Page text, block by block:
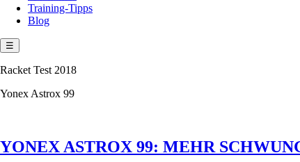
Training-Tipps
Blog
☰
Racket Test 2018
Yonex Astrox 99
YONEX ASTROX 99: MEHR